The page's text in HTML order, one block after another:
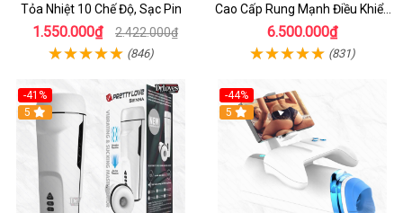
Tỏa Nhiệt 10 Chế Độ, Sạc Pin
1.550.000₫ 2.422.000₫
(846)
Cao Cấp Rung Mạnh Điều Khiển
App
6.500.000₫
(831)
-41%
Hot
5
-44%
Hot
5